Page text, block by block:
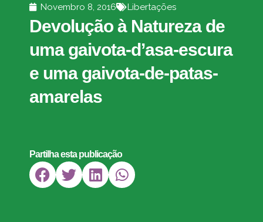
Novembro 8, 2016 Libertações
Devolução à Natureza de
uma gaivota-d’asa-escura
e uma gaivota-de-patas-
amarelas
Partilha esta publicação